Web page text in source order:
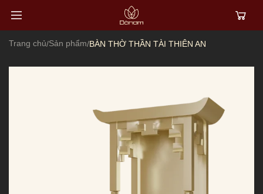
Trang chủ/Sản phẩm/BÀN THỜ THẦN TÀI THIÊN AN